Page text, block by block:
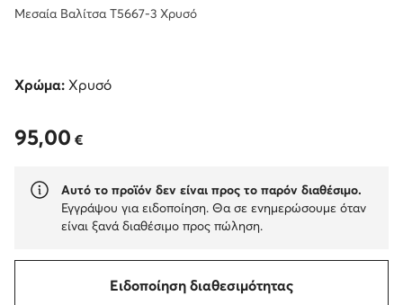
Μεσαία Βαλίτσα T5667-3 Χρυσό
Χρώμα: Χρυσό
95,00 €
95,00 €
Αυτό το προϊόν δεν είναι προς το παρόν διαθέσιμο.
Εγγράψου για ειδοποίηση. Θα σε ενημερώσουμε όταν
είναι ξανά διαθέσιμο προς πώληση.
Ειδοποίηση διαθεσιμότητας